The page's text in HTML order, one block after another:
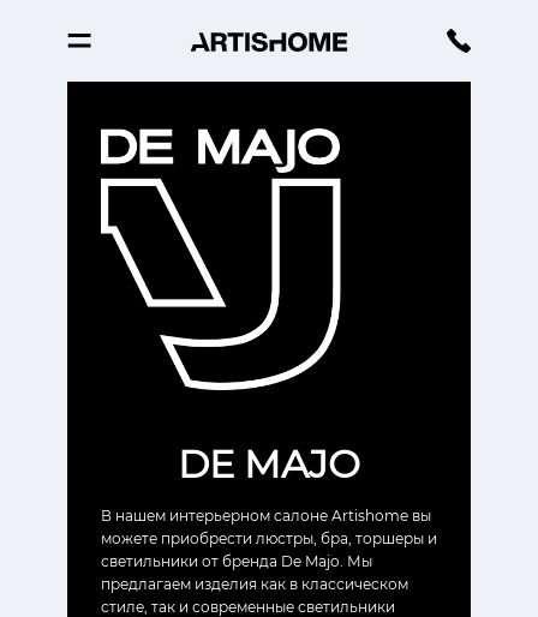
DE MAJO
В нашем интерьерном салоне Artishome вы
можете приобрести люстры, бра, торшеры и
светильники от бренда De Majo. Мы
предлагаем изделия как в классическом
стиле, так и современные светильники